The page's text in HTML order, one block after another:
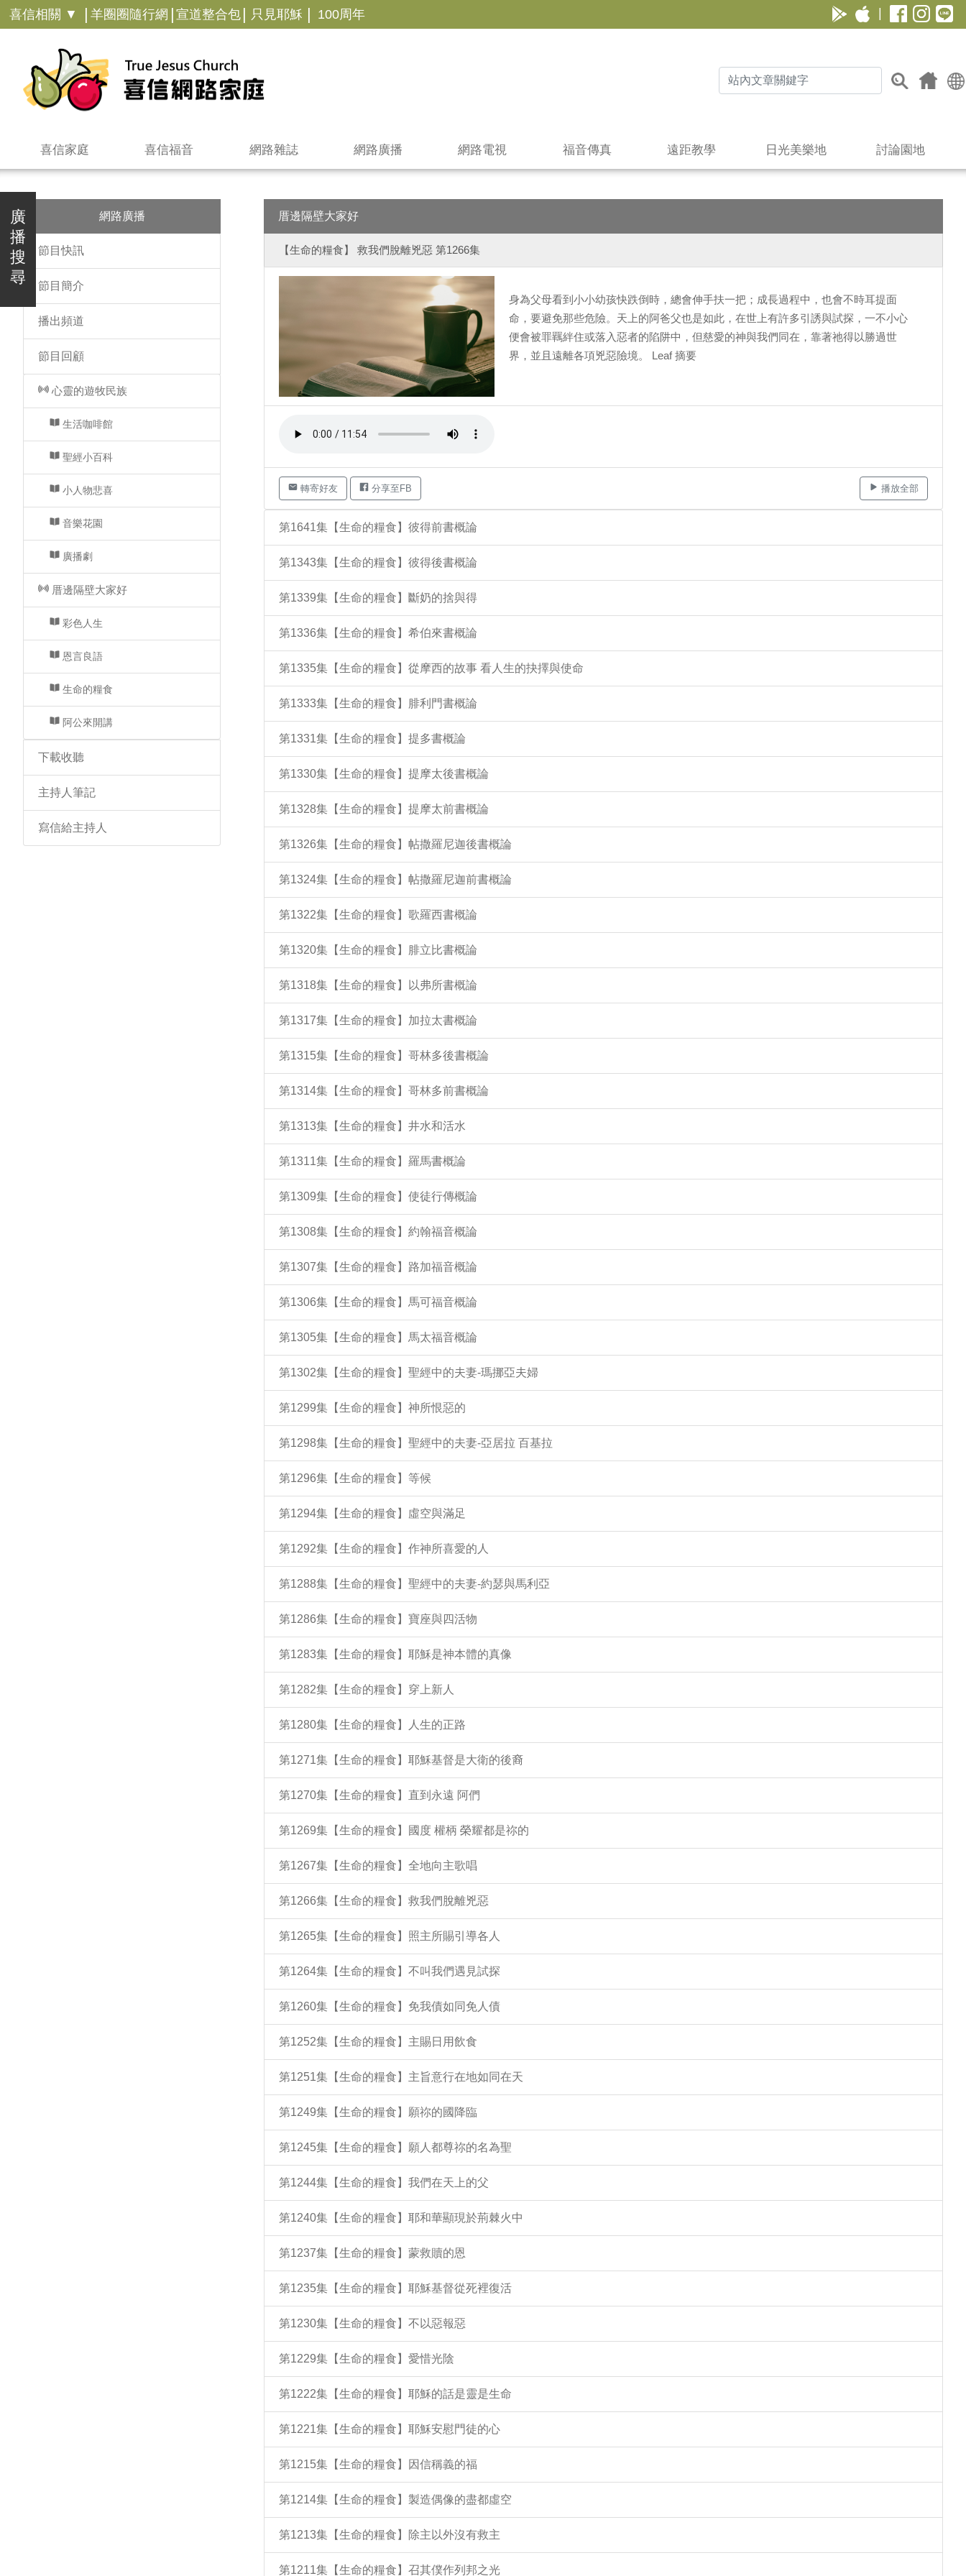
喜信相關 ▼ | 羊圈圈隨行網 | 宣道整合包 | 只見耶穌 | 100周年
喜信家庭 喜信福音 網路雜誌 網路廣播 網路電視 福音傳真 遠距教學 日光美樂地 討論園地
廣
播
搜
尋
網路廣播
節目快訊
節目簡介
播出頻道
節目回顧
心靈的遊牧民族
生活咖啡館
聖經小百科
小人物悲喜
音樂花園
廣播劇
厝邊隔壁大家好
彩色人生
恩言良語
生命的糧食
阿公來開講
下載收聽
主持人筆記
寫信給主持人
厝邊隔壁大家好
【生命的糧食】 救我們脫離兇惡 第1266集
身為父母看到小小幼孩快跌倒時，總會伸手扶一把；成長過程中，也會不時耳提面
命，要避免那些危險。天上的阿爸父也是如此，在世上有許多引誘與試探，一不小心
便會被罪羈絆住或落入惡者的陷阱中，但慈愛的神與我們同在，靠著祂得以勝過世
界，並且遠離各項兇惡險境。 Leaf 摘要
轉寄好友 分享至FB 播放全部
第1641集【生命的糧食】彼得前書概論
第1343集【生命的糧食】彼得後書概論
第1339集【生命的糧食】斷奶的捨與得
第1336集【生命的糧食】希伯來書概論
第1335集【生命的糧食】從摩西的故事 看人生的抉擇與使命
第1333集【生命的糧食】腓利門書概論
第1331集【生命的糧食】提多書概論
第1330集【生命的糧食】提摩太後書概論
第1328集【生命的糧食】提摩太前書概論
第1326集【生命的糧食】帖撒羅尼迦後書概論
第1324集【生命的糧食】帖撒羅尼迦前書概論
第1322集【生命的糧食】歌羅西書概論
第1320集【生命的糧食】腓立比書概論
第1318集【生命的糧食】以弗所書概論
第1317集【生命的糧食】加拉太書概論
第1315集【生命的糧食】哥林多後書概論
第1314集【生命的糧食】哥林多前書概論
第1313集【生命的糧食】井水和活水
第1311集【生命的糧食】羅馬書概論
第1309集【生命的糧食】使徒行傳概論
第1308集【生命的糧食】約翰福音概論
第1307集【生命的糧食】路加福音概論
第1306集【生命的糧食】馬可福音概論
第1305集【生命的糧食】馬太福音概論
第1302集【生命的糧食】聖經中的夫妻-瑪挪亞夫婦
第1299集【生命的糧食】神所恨惡的
第1298集【生命的糧食】聖經中的夫妻-亞居拉 百基拉
第1296集【生命的糧食】等候
第1294集【生命的糧食】虛空與滿足
第1292集【生命的糧食】作神所喜愛的人
第1288集【生命的糧食】聖經中的夫妻-約瑟與馬利亞
第1286集【生命的糧食】寶座與四活物
第1283集【生命的糧食】耶穌是神本體的真像
第1282集【生命的糧食】穿上新人
第1280集【生命的糧食】人生的正路
第1271集【生命的糧食】耶穌基督是大衛的後裔
第1270集【生命的糧食】直到永遠 阿們
第1269集【生命的糧食】國度 權柄 榮耀都是祢的
第1267集【生命的糧食】全地向主歌唱
第1266集【生命的糧食】救我們脫離兇惡
第1265集【生命的糧食】照主所賜引導各人
第1264集【生命的糧食】不叫我們遇見試探
第1260集【生命的糧食】免我債如同免人債
第1252集【生命的糧食】主賜日用飲食
第1251集【生命的糧食】主旨意行在地如同在天
第1249集【生命的糧食】願祢的國降臨
第1245集【生命的糧食】願人都尊祢的名為聖
第1244集【生命的糧食】我們在天上的父
第1240集【生命的糧食】耶和華顯現於荊棘火中
第1237集【生命的糧食】蒙救贖的恩
第1235集【生命的糧食】耶穌基督從死裡復活
第1230集【生命的糧食】不以惡報惡
第1229集【生命的糧食】愛惜光陰
第1222集【生命的糧食】耶穌的話是靈是生命
第1221集【生命的糧食】耶穌安慰門徒的心
第1215集【生命的糧食】因信稱義的福
第1214集【生命的糧食】製造偶像的盡都虛空
第1213集【生命的糧食】除主以外沒有救主
第1211集【生命的糧食】召其僕作列邦之光